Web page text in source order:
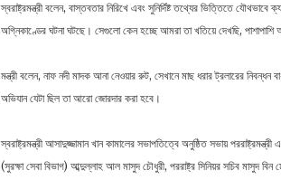
স্বরাষ্ট্রমন্ত্রী বলেন, বাস্তবতার নিরিখে এবং সুনির্দিষ্ট তথ্যের ভিত্তিতে
অগ্নিকাণ্ডের ঘটনা ঘটছে। সেগুলো কেন হচ্ছে আমরা তা খতিয়ে দেখছি,
মন্ত্রী বলেন, নাফ নদী মাদক আনা নেওয়ার রুট, সেখানে মাছ ধরার ট্রলারের
অভিযান যেটা ছিল তা আরো জোরদার করা হবে।
স্বরাষ্ট্রমন্ত্রী আসাদুজ্জামান খান কামালের সভাপতিত্বে অনুষ্ঠিত সভায়
(সুরক্ষা সেবা বিভাগ) আব্দুল্লাহ আল মাসুদ চৌধুরী, পররাষ্ট্র সিনিয়র সচিব মাসুদ